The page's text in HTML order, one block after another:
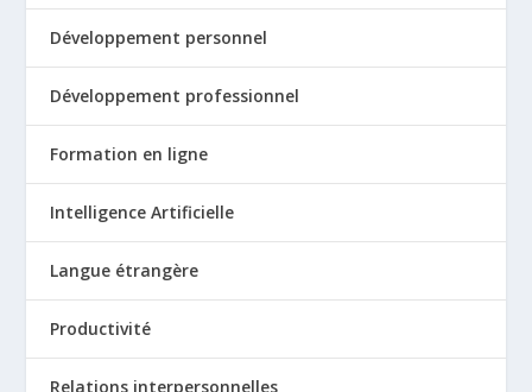
Développement personnel
Développement professionnel
Formation en ligne
Intelligence Artificielle
Langue étrangère
Productivité
Relations interpersonnelles